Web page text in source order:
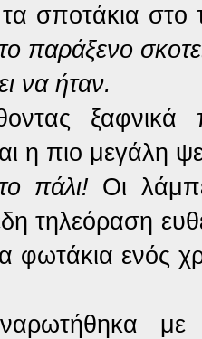
τα σποτάκια
παράξενο
να ήταν.
η πιο μεγάλη
πάλι! Οι
τηλεόραση
φωτάκια ενός
με